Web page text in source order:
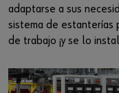
¿Ha olvidado su
Recordar datos
Aprovisionamiento
Sistema de gestión de
Gestión de materiales
Elementos de fijación
Conjuntos
Herramientas
Compliance
Eventos
Ferias
adaptarse a sus
sistema de estanterías
de trabajo ¡y se lo